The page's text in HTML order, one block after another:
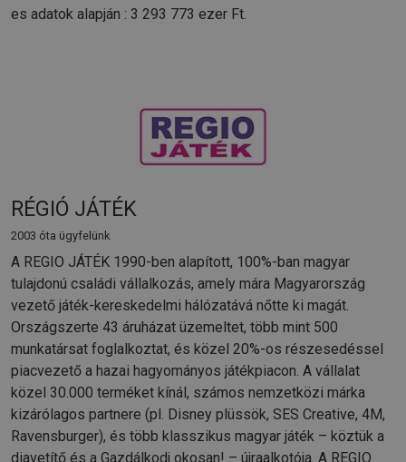
es adatok alapján : 3 293 773 ezer Ft.
RÉGIÓ JÁTÉK
2003 óta ügyfelünk
A REGIO JÁTÉK 1990-ben alapított, 100%-ban magyar
tulajdonú családi vállalkozás, amely mára Magyarország
vezető játék-kereskedelmi hálózatává nőtte ki magát.
Országszerte 43 áruházat üzemeltet, több mint 500
munkatársat foglalkoztat, és közel 20%-os részesedéssel
piacvezető a hazai hagyományos játékpiacon. A vállalat
közel 30.000 terméket kínál, számos nemzetközi márka
kizárólagos partnere (pl. Disney plüssök, SES Creative, 4M,
Ravensburger), és több klasszikus magyar játék – köztük a
diavetítő és a Gazdálkodj okosan! – újraalkotója. A REGIO